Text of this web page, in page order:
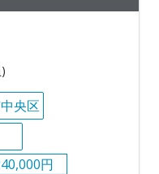
央区
円